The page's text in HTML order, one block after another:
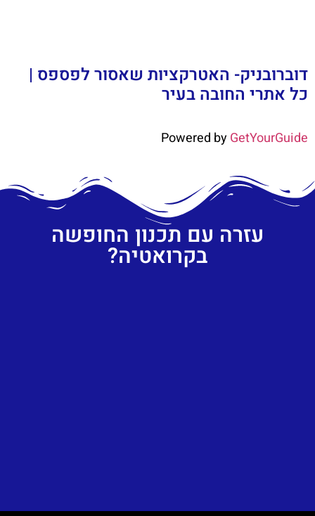
דוברובניק- האטרקציות שאסור לפספס |
כל אתרי החובה בעיר
Powered byGetYourGuide
עזרה עם תכנון החופשה
בקרואטיה?